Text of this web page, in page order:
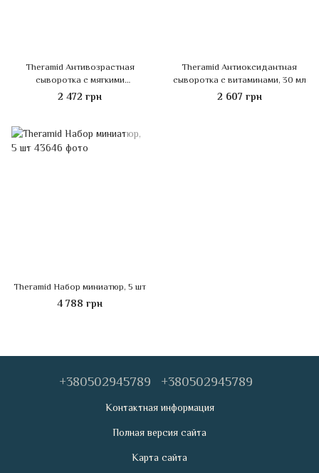
Theramid Антивозрастная
сыворотка с мягкими
кислотами, 30 мл
2 472 грн
Theramid Антиоксидантная
сыворотка с витаминами, 30 мл
2 607 грн
Theramid Набор миниатюр, 5 шт
4 788 грн
+380502945789 +380502945789
Контактная информация
Полная версия сайта
Карта сайта